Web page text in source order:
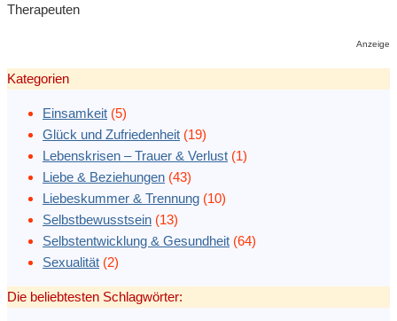
Therapeuten
Anzeige
Kategorien
Einsamkeit (5)
Glück und Zufriedenheit (19)
Lebenskrisen – Trauer & Verlust (1)
Liebe & Beziehungen (43)
Liebeskummer & Trennung (10)
Selbstbewusstsein (13)
Selbstentwicklung & Gesundheit (64)
Sexualität (2)
Die beliebtesten Schlagwörter: